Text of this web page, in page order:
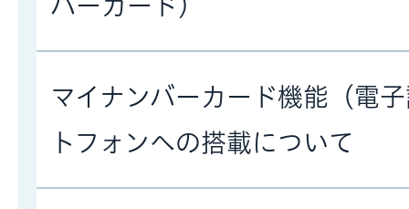
バーカード）
マイナンバーカード機能（電
トフォンへの搭載について